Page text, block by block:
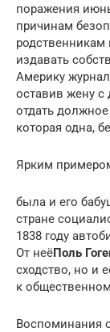
поражения
причинам
родственникам
издавать
Америку
оставив жену
отдать
которая одна,
Ярким
была и его
стране
1838 году
От неёПоль
сходство, но и
к
Воспоминания